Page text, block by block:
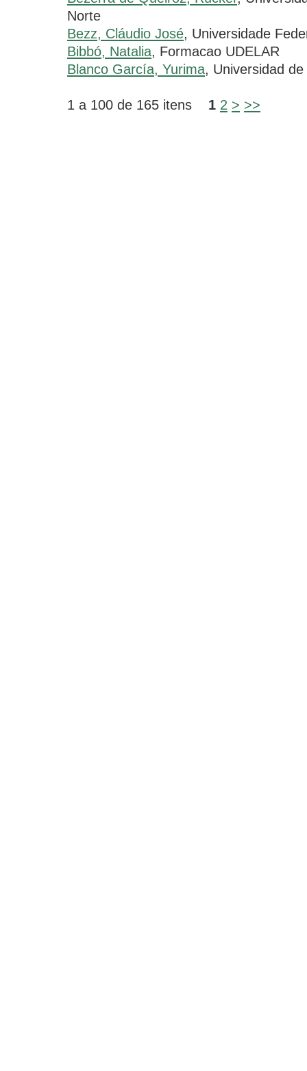
Norte
Bezz, Cláudio José, Universidade
Bibbó, Natalia, Formacao UDELAR
Blanco García, Yurima, Universidad de
1 a 100 de 165 itens 1 2 > >>